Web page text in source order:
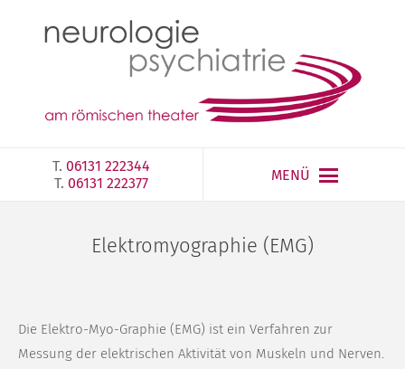
T. 06131 222344
T. 06131 222377‎ MENÜ
Elektromyographie (EMG)
Die Elektro-Myo-Graphie (EMG) ist ein Verfahren zur
Messung der elektrischen Aktivität von Muskeln und Nerven.